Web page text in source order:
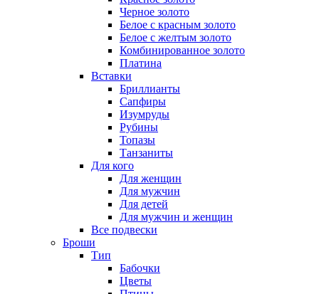
Черное золото
Белое с красным золото
Белое с желтым золото
Комбинированное золото
Платина
Вставки
Бриллианты
Сапфиры
Изумруды
Рубины
Топазы
Танзаниты
Для кого
Для женщин
Для мужчин
Для детей
Для мужчин и женщин
Все подвески
Броши
Тип
Бабочки
Цветы